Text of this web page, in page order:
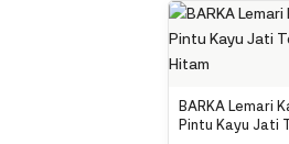
BARKA Lemari
Pintu Kayu Jati